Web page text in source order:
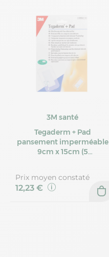
3M santé
Tegaderm + Pad
pansement imperméable
9cm x 15cm (5
Prix moyen constaté
12,23 €